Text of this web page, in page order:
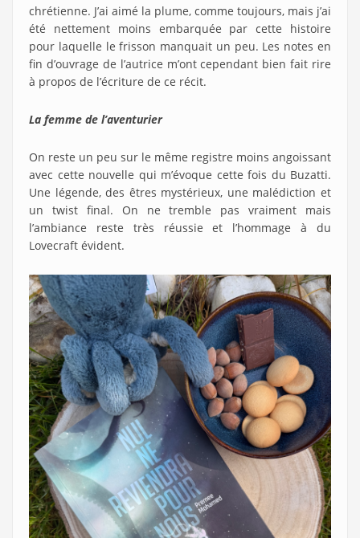
chrétienne. J’ai aimé la plume, comme toujours, mais j’ai
été nettement moins embarquée par cette histoire
pour laquelle le frisson manquait un peu. Les notes en
fin d’ouvrage de l’autrice m’ont cependant bien fait rire
à propos de l’écriture de ce récit.
La femme de l’aventurier
On reste un peu sur le même registre moins angoissant
avec cette nouvelle qui m’évoque cette fois du Buzatti.
Une légende, des êtres mystérieux, une malédiction et
un twist final. On ne tremble pas vraiment mais
l’ambiance reste très réussie et l’hommage à du
Lovecraft évident.